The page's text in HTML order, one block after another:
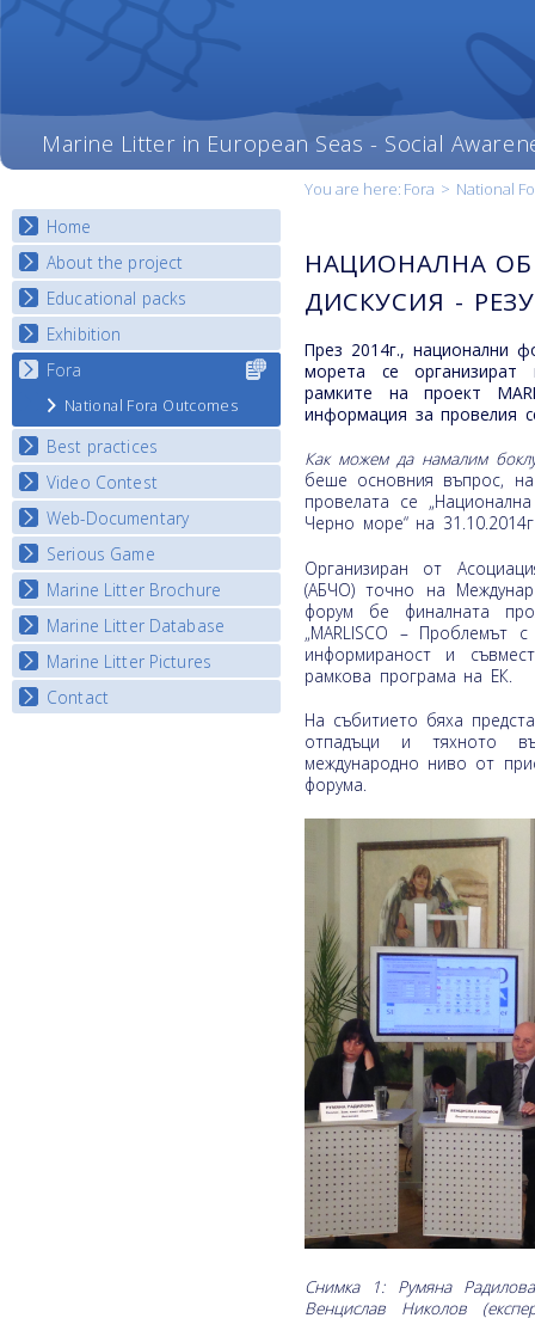
Marine Litter in European Seas - Social
You are here: Fora > National
Home
About the project
Objectives
Deliverables
Partners
Educational packs
E-learning course round I
E-learning course round II
E-learning course round III
E-learning course round IV
Exhibition
National Exhibitions
Exhibition Journey Map
Fora
National Fora Outcomes
Best practices
Best Practice Guide
Map Overview
Listview
Video Contest
National Video Contests
Web-Documentary
Watch Troubled Waters
Serious Game
Start the game
Marine Litter Brochure
Marine Litter Database
Marine Litter Pictures
Contact
Select content
for your
country
НАЦИОНАЛНА
ДИСКУСИЯ -
През 2014г., национални
морета се
рамките на проект
информация за провелия
Как можем да намалим
беше основния въпрос,
провелата се
Черно море“ на
Организиран от
(АБЧО) точно на
форум бе финалната
„MARLISCO – Проблемът
информираност и
рамкова програма на ЕК.
На събитието бяха
отпадъци и тяхното
международно ниво от
форума.
Снимка 1: Румяна
Венцислав Николов